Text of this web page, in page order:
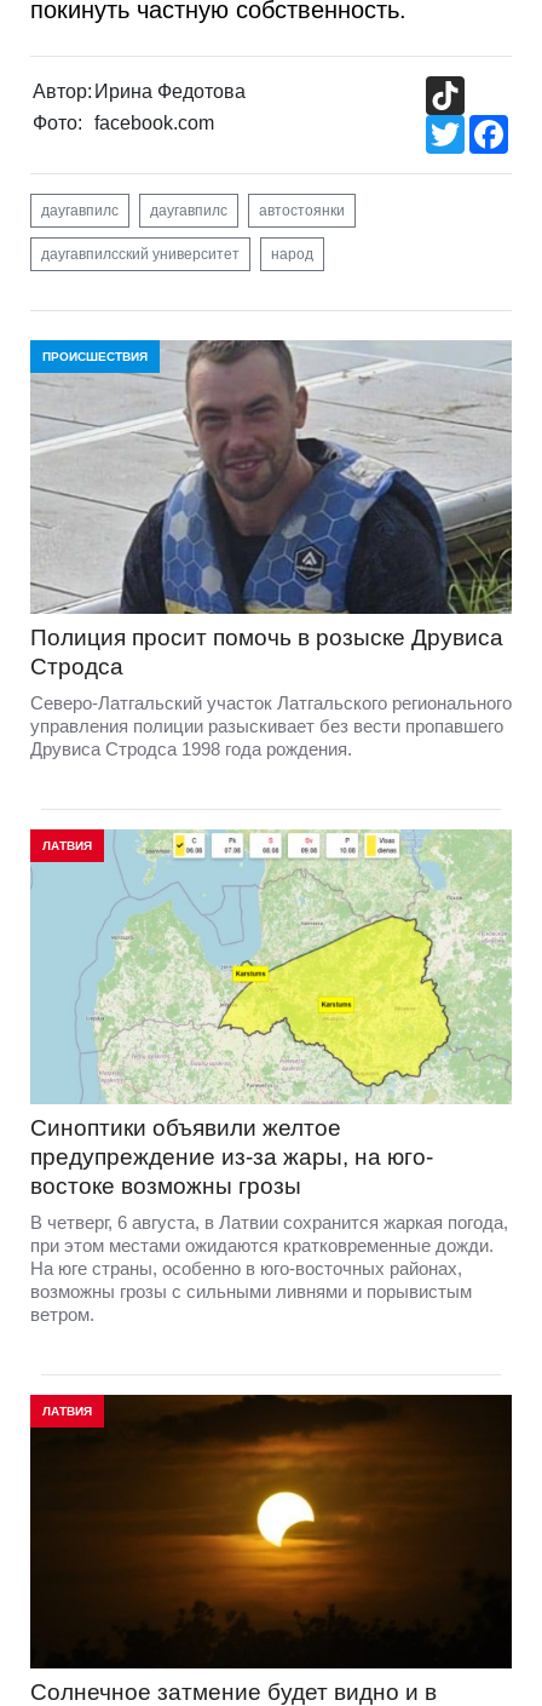
покинуть частную собственность.
Автор: Ирина Федотова
Фото:
facebook.com
Twitter
даугавпилс даугавпилс автостоянки
даугавпилсский университет народ
ПРОИСШЕСТВИЯ
Полиция просит помочь в розыске Друвиса
Стродса
Северо-Латгальский участок Латгальского регионального
управления полиции разыскивает без вести пропавшего
Друвиса Стродса 1998 года рождения.
ЛАТВИЯ
Синоптики объявили желтое
предупреждение из-за жары, на юго-
востоке возможны грозы
В четверг, 6 августа, в Латвии сохранится жаркая погода,
при этом местами ожидаются кратковременные дожди.
На юге страны, особенно в юго-восточных районах,
возможны грозы с сильными ливнями и порывистым
ветром.
ЛАТВИЯ
Солнечное затмение будет видно и в